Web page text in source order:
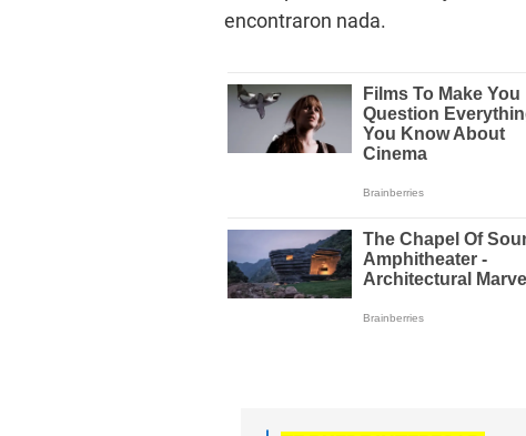
encontraron nada.